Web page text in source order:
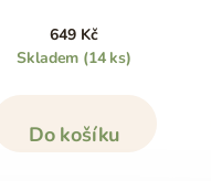
649 Kč
Skladem (14 ks)
Do košíku